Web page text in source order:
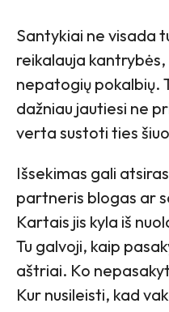
Santykiai ne visada
reikalauja
nepatogių pokalbių.
dažniau jautiesi ne
verta sustoti ties
Išsekimas gali
partneris blogas ar
Kartais jis kyla iš
Tu galvoji, kaip
aštriai. Ko
Kur nusileisti, kad